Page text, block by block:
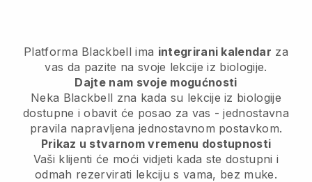
Platforma Blackbell ima integrirani kalendar za
vas da pazite na svoje lekcije iz biologije.
Dajte nam svoje mogućnosti
Neka Blackbell zna kada su lekcije iz biologije
dostupne i obavit će posao za vas - jednostavna
pravila napravljena jednostavnom postavkom.
Prikaz u stvarnom vremenu dostupnosti
Vaši klijenti će moći vidjeti kada ste dostupni i
odmah rezervirati lekciju s vama, bez muke.